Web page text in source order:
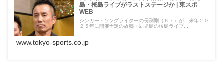
島・桜島ライブがラストステージか | 東スポ
WEB
シンガー・ソングライターの長渕剛（６７）が、来年２０
２５年に開催予定の故郷・鹿児島の桜島ライブ...
www.tokyo-sports.co.jp